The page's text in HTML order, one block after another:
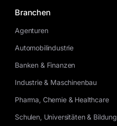
Branchen
Agenturen
Automobilindustrie
Banken & Finanzen
Industrie & Maschinenbau
Pharma, Chemie & Healthcare
Schulen, Universitäten & Bildung